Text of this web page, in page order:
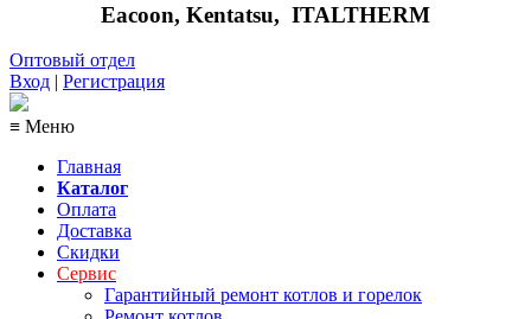
Eacoon, Kentatsu, ITALTHERM
Оптовый отдел
Вход | Регистрация
≡ Меню
Главная
Каталог
Оплата
Доставка
Скидки
Сервис
Гарантийный ремонт котлов и горелок